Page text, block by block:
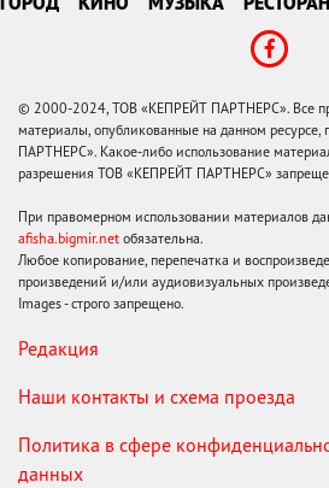
© 2000-2024, ТОВ «КЕПРЕЙТ ПАРТНЕРС». Все
материалы, опубликованные на данном
ПАРТНЕРС». Какое-либо использование
разрешения ТОВ «КЕПРЕЙТ ПАРТНЕРС»
При правомерном использовании материалов
afisha.bigmir.net обязательна.
Любое копирование, перепечатка и
произведений и/или аудиовизуальных
Images - строго запрещено.
Редакция
Наши контакты и схема проезда
Политика в сфере
данных